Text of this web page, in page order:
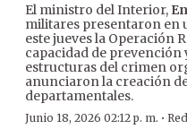
El ministro del Interior,
militares presentaron en
este jueves la Operación
capacidad de prevención
estructuras del crimen
anunciaron la creación
departamentales.
Junio 18, 2026 02:12 p. m. ·